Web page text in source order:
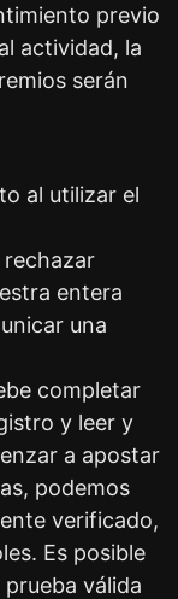
previo
actividad, la
serán
al utilizar el
rechazar
entera
una
completar
y leer y
a apostar
podemos
verificado,
Es posible
válida